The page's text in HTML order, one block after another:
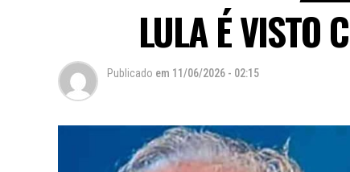
LULA É VISTO
Publicado em 11/06/2026 - 02:15